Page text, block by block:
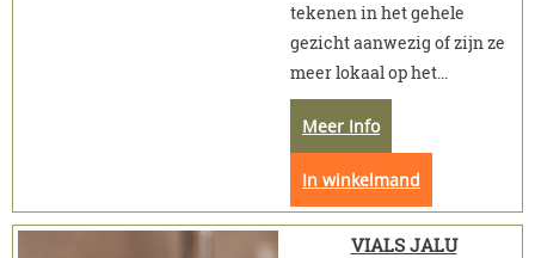
tekenen in het gehele
gezicht aanwezig of zijn ze
meer lokaal op het...
Meer Info
In winkelmand
VIALS JALU